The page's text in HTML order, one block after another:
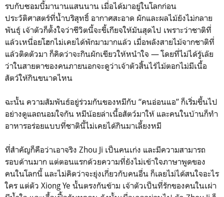
รบกับซอมบี้มานานแสนนาน เมื่อได้มาอยู่ในโลกก่อน
ประวัติศาสตร์ที่น้ำบริสุทธิ์ อากาศสะอาด ผักและผลไม้ยังไม่กลาย
พันธุ์ เจ้าตัวก็ตั้งใจว่าชีวิตนี้จะขี้เกียจให้มันสุดไป เพราะว่าชาติที่
แล้วเหนื่อยโฮกไม่เคยได้พักมามากแล้ว เมื่อพลังสายไม้จากชาติที่
แล้วติดตัวมา ก็คิดว่าจะกินผักเขียวให้หนำใจ — โดยที่ไม่ได้รู้เล๊ย
ว่าในสายตาของคนภายนอกจะดูว่าเจ้าตัวสิ้นไร้ไม้ตอกไม่มีเนื้อ
สัตว์ให้กินขนาดไหน
ฉะนั้น ความสัมพันธ์อยู่ร่วมกันของหมีกับ “คนอ่อนแอ” ก็เริ่มขึ้นไป
อย่างดูแลถนอมใจกัน หมีน้อยล่าเนื้อสัตว์มาให้ และคนในบ้านก็ทำ
อาหารอร่อยแบบที่ชาตินี้ไม่เคยได้กินมาเลี้ยงหมี
ที่สำคัญก็คือว่าเอาจริง Zhou Ji เป็นคนเก่ง และมีความสามารถ
รอบด้านมาก แต่ตอนแรกด้วยความที่ยังไม่เข้าใจภาษาพูดของ
คนในโลกนี้ และไม่คิดว่าจะยุ่งเกี่ยวกับคนอื่น ก็เลยไม่ได้สนใจอะไร
ใคร แต่ตัว Xiong Ye นั้นตรงกันข้าม เจ้าตัวเป็นที่รักของคนในเผ่า